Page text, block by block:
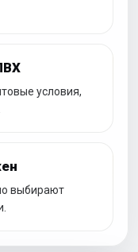
условия,
выбирают